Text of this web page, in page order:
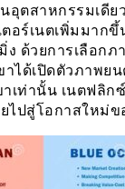
อุตสาหกรรมเดีย
อร์เนตเพิ่มมากขึ้
ง ด้วยการเลือกภ
าได้เปิดตัวภาพย
เท่านั้น เนตฟลิก
ไปสู่โอกาสใหม่ข